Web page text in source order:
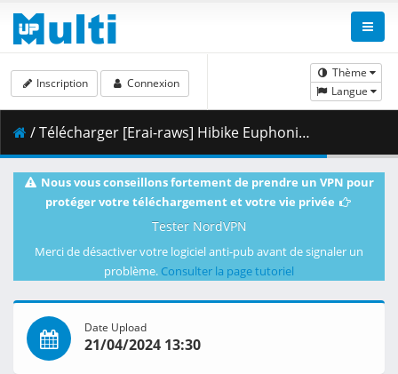
Thème
Langue
Inscription Connexion
/ Télécharger [Erai-raws] Hibike Euphonium 3 - 03 [720p][Multiple Subtitle][179A1987].mkv.001 ( 374.01 MB )
Nous vous conseillons fortement de prendre un VPN pour
protéger votre téléchargement et votre vie privée
Tester NordVPN
Merci de désactiver votre logiciel anti-pub avant de signaler un
problème. Consulter la page tutoriel
Date Upload
21/04/2024 13:30